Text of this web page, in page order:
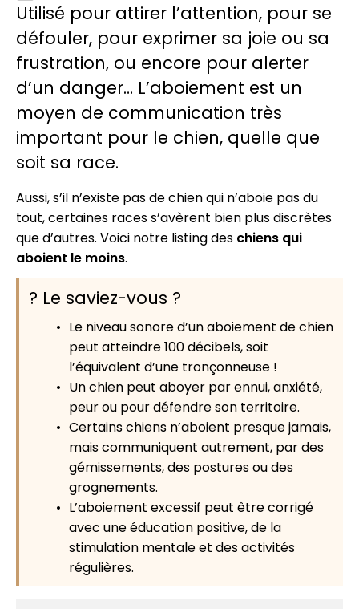
Utilisé pour attirer l’attention, pour se
défouler, pour exprimer sa joie ou sa
frustration, ou encore pour alerter
d’un danger… L’aboiement est un
moyen de communication très
important pour le chien, quelle que
soit sa race.
Aussi, s’il n’existe pas de chien qui n’aboie pas du
tout, certaines races s’avèrent bien plus discrètes
que d’autres. Voici notre listing des chiens qui
aboient le moins.
? Le saviez-vous ?
Le niveau sonore d’un aboiement de chien
peut atteindre 100 décibels, soit
l’équivalent d’une tronçonneuse !
Un chien peut aboyer par ennui, anxiété,
peur ou pour défendre son territoire.
Certains chiens n’aboient presque jamais,
mais communiquent autrement, par des
gémissements, des postures ou des
grognements.
L’aboiement excessif peut être corrigé
avec une éducation positive, de la
stimulation mentale et des activités
régulières.